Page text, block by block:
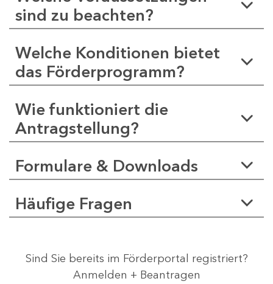
sind zu beachten?
Welche Konditionen bietet
das Förderprogramm?
Wie funktioniert die
Antragstellung?
Formulare & Downloads
Häufige Fragen
Sind Sie bereits im Förderportal registriert?
Anmelden + Beantragen